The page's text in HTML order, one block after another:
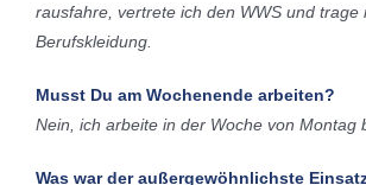
rausfahre, vertrete ich den WWS und trage
Berufskleidung.
Musst Du am Wochenende arbeiten?
Nein, ich arbeite in der Woche von Montag
Was war der außergewöhnlichste